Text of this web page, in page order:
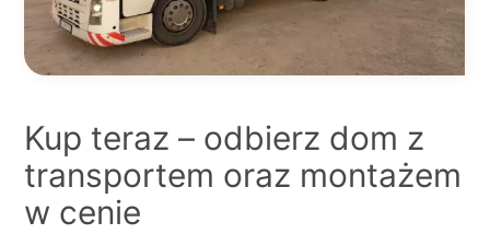
Kup teraz – odbierz dom z
transportem oraz montażem
w cenie